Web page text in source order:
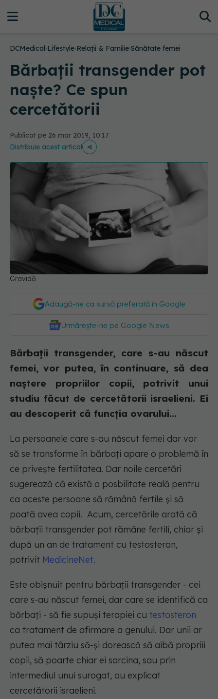
DCMedical›Lifestyle›Relații & Familie›Sănătate femei
Bărbații transgender pot
naște? Ce spun
cercetătorii
Publicat pe 26 mar 2019, 10:17
Distribuie acest articol
Gravidă
Adaugă-ne ca sursă preferată în Google
Urmărește-ne pe Google News
Bărbații transgender, care s-au născut
femei, vor putea, în continuare, să dea
naștere propriilor copii, potrivit unui
studiu făcut de cercetătorii israelieni. Ei
au descoperit că funcția ovarului...
La persoanele care s-au născut femei dar vor
să se transforme în bărbați apare o problemă în
ce privește fertilitatea. Dar noile cercetări
sugerează că există o posbilitate reală pentru
ca aceste persoane să rămână fertile și să
poată avea copii. Acum, cercetările arată că
bărbații transgender pot rămâne fertili, chiar și
după un an de tratament cu testosteron,
potrivit MedicineNet.
Este obișnuit pentru bărbații transgender - cei
care s-au născut femei, dar care se identifică ca
bărbați - să fie supuși terapiei cu testosteron
ca tratament de afirmare a genului. Dar unii ar
putea mai târziu să-și dorească să aibă propriii
copii, să poarte chiar ei sarcina, sau prin
intermediul unui surogat, au explicat
cercetătorii israelieni.